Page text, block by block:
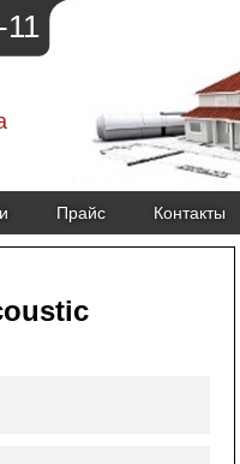
Прайс Контакты